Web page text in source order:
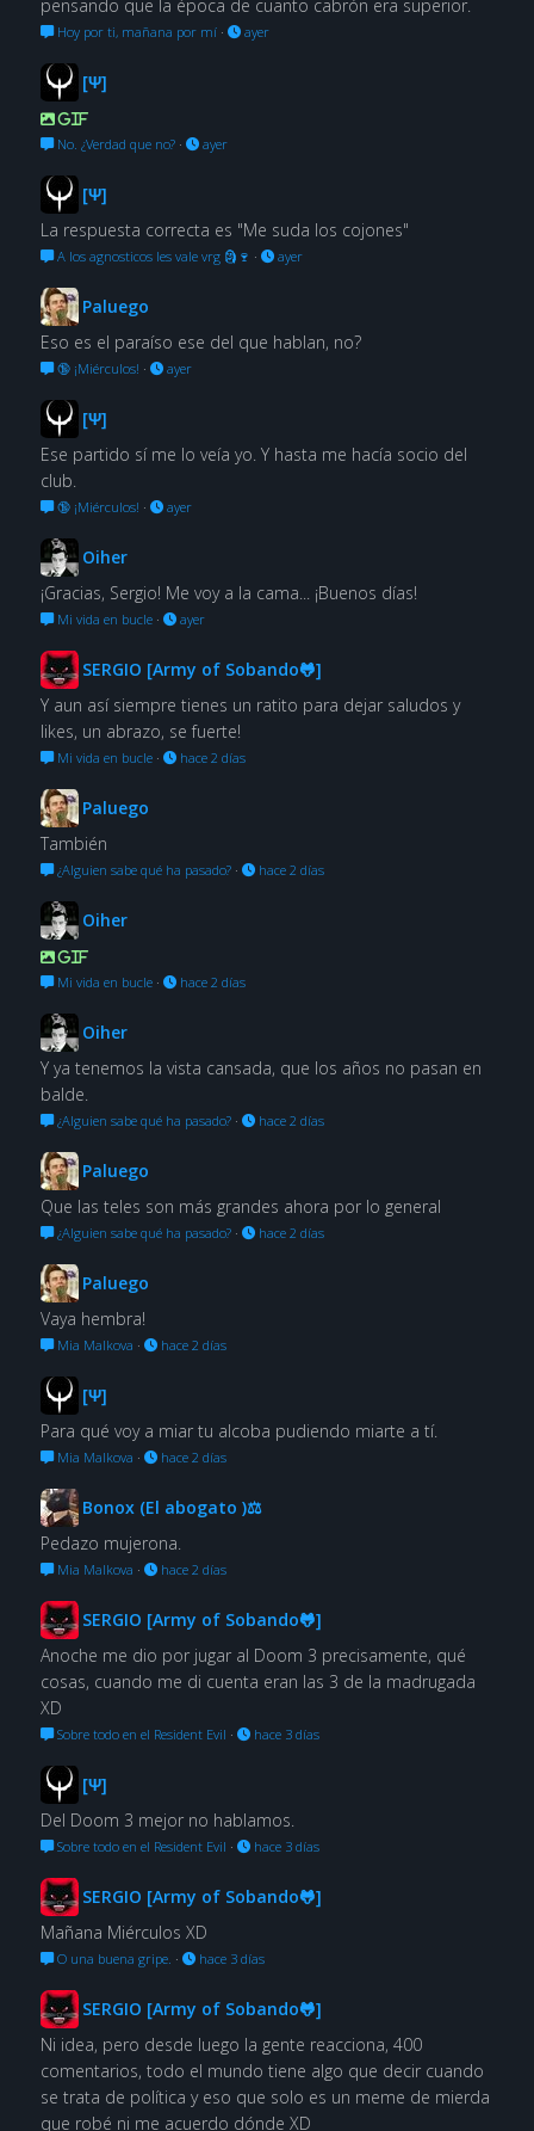
pensando que la época de cuanto cabrón era superior.
Hoy por ti, mañana por mí· ayer
[Ψ]
GIF
No. ¿Verdad que no?· ayer
[Ψ]
La respuesta correcta es "Me suda los cojones"
A los agnosticos les vale vrg 🗿🍷 · ayer
Paluego
Eso es el paraíso ese del que hablan, no?
🔞 ¡Miérculos! · ayer
[Ψ]
Ese partido sí me lo veía yo. Y hasta me hacía socio del
club.
🔞 ¡Miérculos! · ayer
Oiher
¡Gracias, Sergio! Me voy a la cama... ¡Buenos días!
Mi vida en bucle· ayer
SERGIO [Army of Sobando🐸]
Y aun así siempre tienes un ratito para dejar saludos y
likes, un abrazo, se fuerte!
Mi vida en bucle· hace 2 días
Paluego
También
¿Alguien sabe qué ha pasado?· hace 2 días
Oiher
GIF
Mi vida en bucle· hace 2 días
Oiher
Y ya tenemos la vista cansada, que los años no pasan en
balde.
¿Alguien sabe qué ha pasado?· hace 2 días
Paluego
Que las teles son más grandes ahora por lo general
¿Alguien sabe qué ha pasado?· hace 2 días
Paluego
Vaya hembra!
Mia Malkova · hace 2 días
[Ψ]
Para qué voy a miar tu alcoba pudiendo miarte a tí.
Mia Malkova · hace 2 días
Bonox (El abogato )⚖
Pedazo mujerona.
Mia Malkova · hace 2 días
SERGIO [Army of Sobando🐸]
Anoche me dio por jugar al Doom 3 precisamente, qué
cosas, cuando me di cuenta eran las 3 de la madrugada
XD
Sobre todo en el Resident Evil · hace 3 días
[Ψ]
Del Doom 3 mejor no hablamos.
Sobre todo en el Resident Evil · hace 3 días
SERGIO [Army of Sobando🐸]
Mañana Miérculos XD
O una buena gripe. · hace 3 días
SERGIO [Army of Sobando🐸]
Ni idea, pero desde luego la gente reacciona, 400
comentarios, todo el mundo tiene algo que decir cuando
se trata de política y eso que solo es un meme de mierda
que robé ni me acuerdo dónde XD